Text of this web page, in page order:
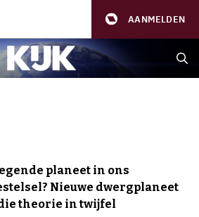
AANMELDEN
planeet in ons
Nieuwe dwergplaneet
theorie in twijfel